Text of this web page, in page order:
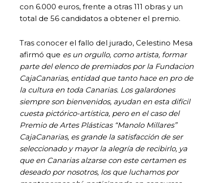
con 6.000 euros, frente a otras 111 obras y un
total de 56 candidatos a obtener el premio.
Tras conocer el fallo del jurado, Celestino Mesa
afirmó que es un orgullo, como artista, formar
parte del elenco de premiados por la Fundacion
CajaCanarias, entidad que tanto hace en pro de
la cultura en toda Canarias. Los galardones
siempre son bienvenidos, ayudan en esta difícil
cuesta pictórico-artística, pero en el caso del
Premio de Artes Plásticas “Manolo Millares”
CajaCanarias, es grande la satisfacción de ser
seleccionado y mayor la alegría de recibirlo, ya
que en Canarias alzarse con este certamen es
deseado por nosotros, los que luchamos por